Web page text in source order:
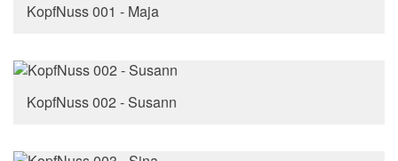
KopfNuss 001 - Maja
KopfNuss 002 - Susann